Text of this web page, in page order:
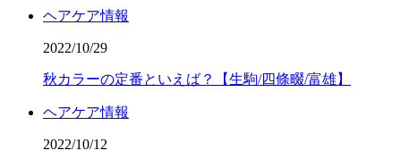
ヘアケア情報
2022/10/29
秋カラーの定番といえば？【生駒/四條畷/富雄】
ヘアケア情報
2022/10/12